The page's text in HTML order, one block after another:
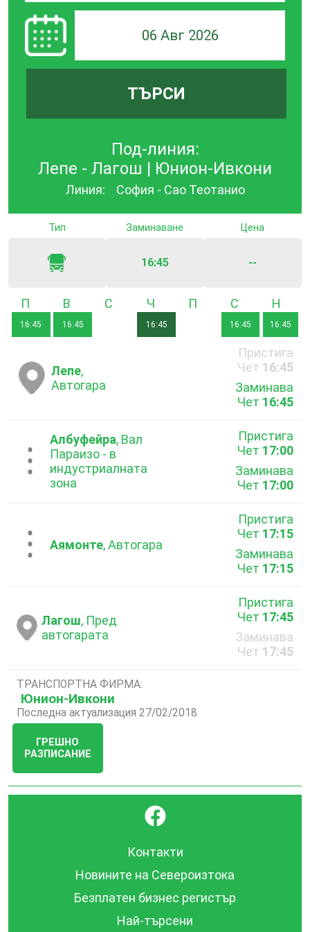
06 Авг 2026
ТЪРСИ
Под-линия:
Лепе - Лагош | Юнион-Ивкони
Линия: София - Сао Теотанио
Тип Заминаване
16:45
Цена
--
Понеделник
16:45
Вторник
16:45
Четвъртък
16:45
Събота
16:45 16:45
Лепе,
Автогара
Пристига
Чет 16:45
Заминава
Чет 16:45
...
Албуфейра, Вал
Параизо - в
индустриалната
зона
Пристига
Чет 17:00
Заминава
Чет 17:00
...Аямонте, Автогара
Пристига
Чет 17:15
Заминава
Чет 17:15
Лагош, Пред
автогарата
Пристига
Чет 17:45
Заминава
Чет 17:45
ТРАНСПОРТНА ФИРМА:
Юнион-Ивкони
Последна актуализация 27/02/2018
ГРЕШНО
РАЗПИСАНИЕ
}
Контакти
Новините на Североизтока
Безплатен бизнес регистър
Най-търсени